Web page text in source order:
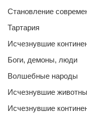
Становление
Тартария
Исчезнувшие
Боги, демоны, люди
Волшебные народы
Исчезнувшие
Исчезнувшие